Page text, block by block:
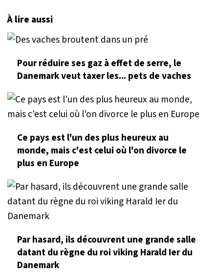
À lire aussi
Pour réduire ses gaz à effet de serre, le
Danemark veut taxer les... pets de vaches
Ce pays est l'un des plus heureux au
monde, mais c'est celui où l'on divorce le
plus en Europe
Par hasard, ils découvrent une grande salle
datant du règne du roi viking Harald Ier du
Danemark